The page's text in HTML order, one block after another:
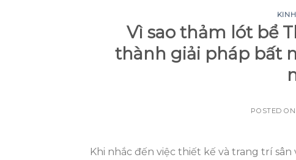
Vì sao thảm lót bể
thành giải pháp bất
POSTED
Khi nhắc đến việc thiết kế và trang trí